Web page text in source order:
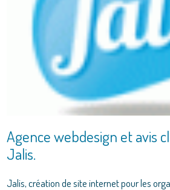
Agence webdesign et avis
Jalis.
Jalis, création de site internet pour les